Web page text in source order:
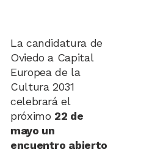
La candidatura de
Oviedo a Capital
Europea de la
Cultura 2031
celebrará el
próximo 22 de
mayo un
encuentro abierto